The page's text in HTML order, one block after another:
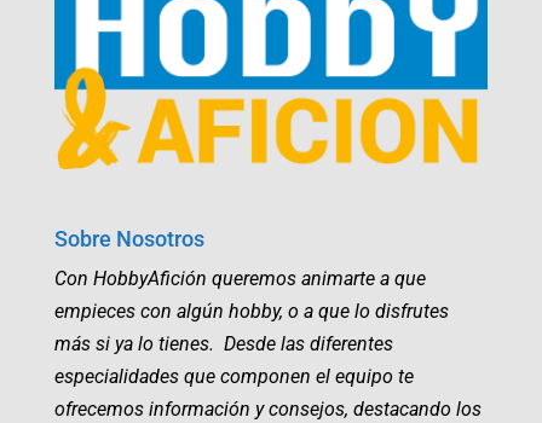
Sobre Nosotros
Con HobbyAfición queremos animarte a que
empieces con algún hobby, o a que lo disfrutes
más si ya lo tienes. Desde las diferentes
especialidades que componen el equipo te
ofrecemos información y consejos, destacando los